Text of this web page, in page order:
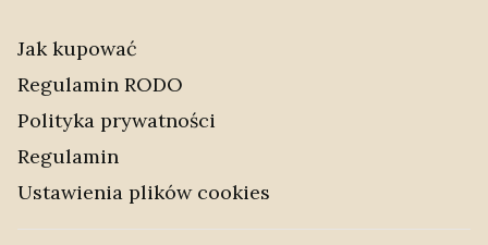
Jak kupować
Regulamin RODO
Polityka prywatności
Regulamin
Ustawienia plików cookies